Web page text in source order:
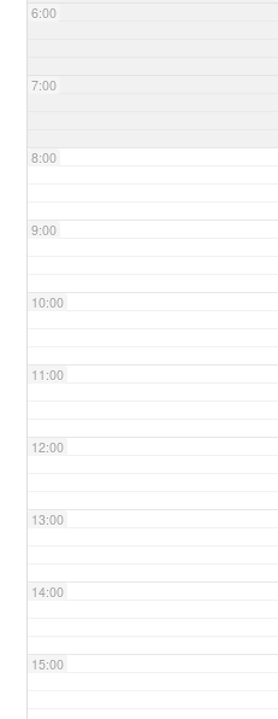
6:00
7:00
8:00
9:00
10:00
11:00
12:00
13:00
14:00
15:00